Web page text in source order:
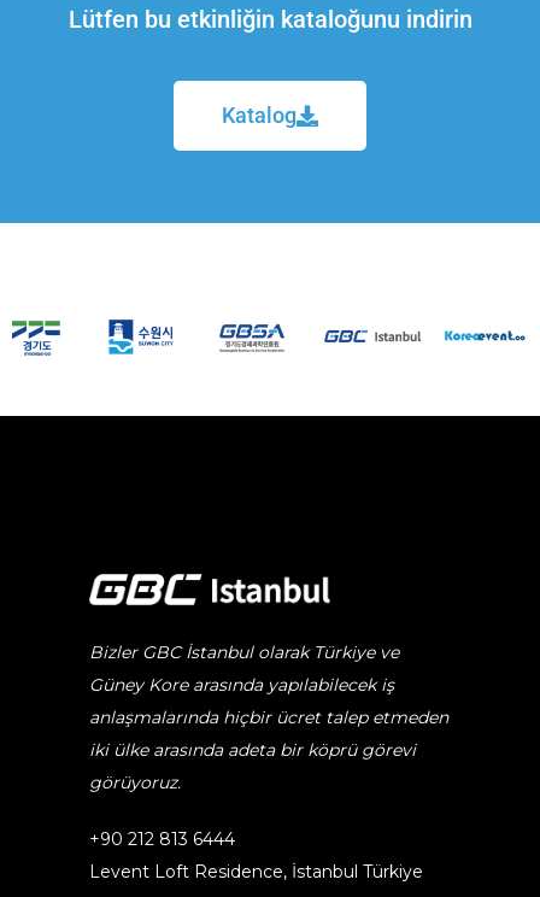
Lütfen bu etkinliğin kataloğunu indirin
Katalog
Bizler GBC İstanbul olarak Türkiye ve
Güney Kore arasında yapılabilecek iş
anlaşmalarında hiçbir ücret talep etmeden
iki ülke arasında adeta bir köprü görevi
görüyoruz.
+90 212 813 6444
Levent Loft Residence, İstanbul Türkiye